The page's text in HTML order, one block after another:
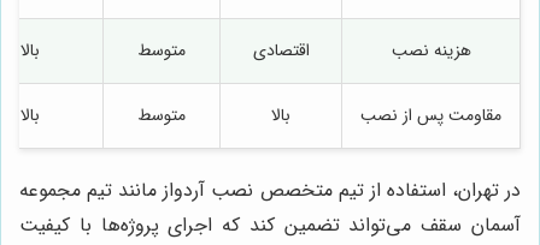
هزینه نصب اقتصادی متوسط بالا
مقاومت پس از نصب بالا متوسط بالا
در تهران، استفاده از تیم متخصص نصب آردواز مانند تیم مجموعه
آسمان سقف می‌تواند تضمین کند که اجرای پروژه‌ها با کیفیت